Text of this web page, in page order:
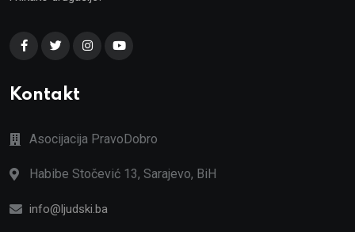
Kontakt
Asocijacija PravoDobro
Habibe Stočević 13, Sarajevo, BiH
info@ljudski.ba